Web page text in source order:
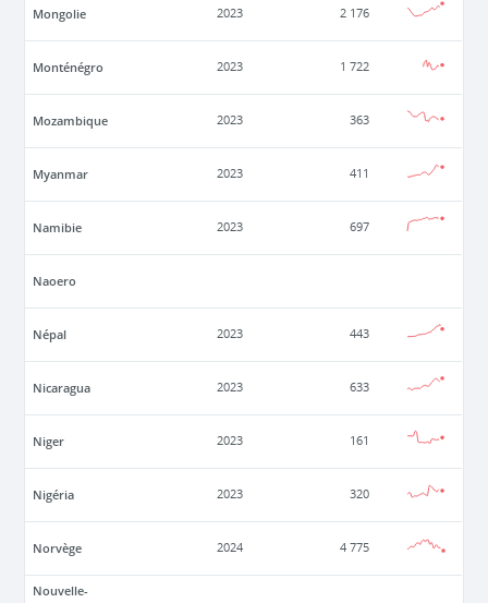
Mongolie 2023 2 176
Monténégro 2023 1 722
Mozambique 2023 363
Myanmar 2023 411
Namibie 2023 697
Naoero
Népal 2023 443
Nicaragua 2023 633
Niger 2023 161
Nigéria 2023 320
Norvège 2024 4 775
Nouvelle-